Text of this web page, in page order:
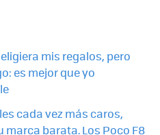
mis regalos, pero
es mejor que yo
cada vez más caros,
marca barata. Los Poco F8